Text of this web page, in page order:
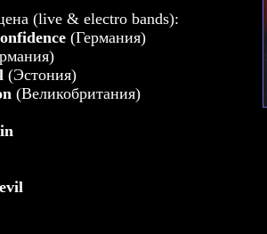
(live & electro bands):
(Германия)
(Эстония)
(Великобритания)